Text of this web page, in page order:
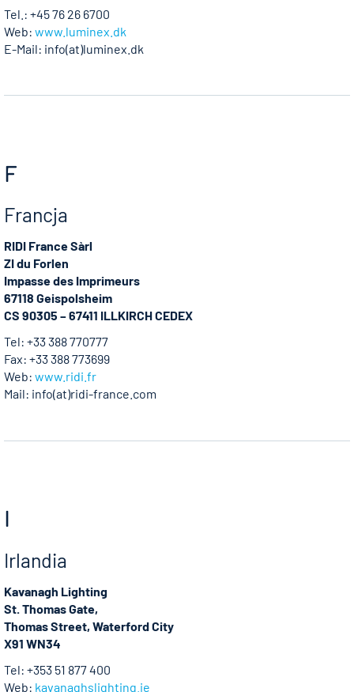
Tel.: +45 76 26 6700
Web: www.luminex.dk
E-Mail: info(at)luminex.dk
F
Francja
RIDI France Sàrl
ZI du Forlen
Impasse des Imprimeurs
67118 Geispolsheim
CS 90305 – 67411 ILLKIRCH CEDEX
Tel: +33 388 770777
Fax: +33 388 773699
Web: www.ridi.fr
Mail: info(at)ridi-france.com
I
Irlandia
Kavanagh Lighting
St. Thomas Gate,
Thomas Street, Waterford City
X91 WN34
Tel: +353 51 877 400
Web: kavanaghslighting.ie